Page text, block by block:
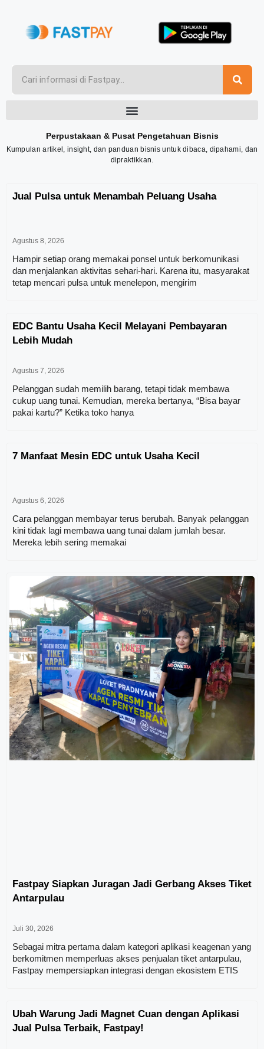
Perpustakaan & Pusat Pengetahuan Bisnis
Kumpulan artikel, insight, dan panduan bisnis untuk dibaca, dipahami, dan
dipraktikkan.
Jual Pulsa untuk Menambah Peluang Usaha
Agustus 8, 2026
Hampir setiap orang memakai ponsel untuk berkomunikasi
dan menjalankan aktivitas sehari-hari. Karena itu, masyarakat
tetap mencari pulsa untuk menelepon, mengirim
EDC Bantu Usaha Kecil Melayani Pembayaran
Lebih Mudah
Agustus 7, 2026
Pelanggan sudah memilih barang, tetapi tidak membawa
cukup uang tunai. Kemudian, mereka bertanya, “Bisa bayar
pakai kartu?” Ketika toko hanya
7 Manfaat Mesin EDC untuk Usaha Kecil
Agustus 6, 2026
Cara pelanggan membayar terus berubah. Banyak pelanggan
kini tidak lagi membawa uang tunai dalam jumlah besar.
Mereka lebih sering memakai
Fastpay Siapkan Juragan Jadi Gerbang Akses Tiket
Antarpulau
Juli 30, 2026
Sebagai mitra pertama dalam kategori aplikasi keagenan yang
berkomitmen memperluas akses penjualan tiket antarpulau,
Fastpay mempersiapkan integrasi dengan ekosistem ETIS
Ubah Warung Jadi Magnet Cuan dengan Aplikasi
Jual Pulsa Terbaik, Fastpay!